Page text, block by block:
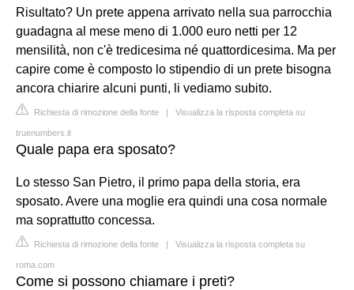
Risultato? Un prete appena arrivato nella sua parrocchia
guadagna al mese meno di 1.000 euro netti per 12
mensilità, non c'è tredicesima né quattordicesima. Ma per
capire come è composto lo stipendio di un prete bisogna
ancora chiarire alcuni punti, li vediamo subito.
Richiesta di rimozione della fonte | Visualizza la risposta completa su
truenumbers.it
Quale papa era sposato?
Lo stesso San Pietro, il primo papa della storia, era
sposato. Avere una moglie era quindi una cosa normale
ma soprattutto concessa.
Richiesta di rimozione della fonte | Visualizza la risposta completa su
roma.com
Come si possono chiamare i preti?